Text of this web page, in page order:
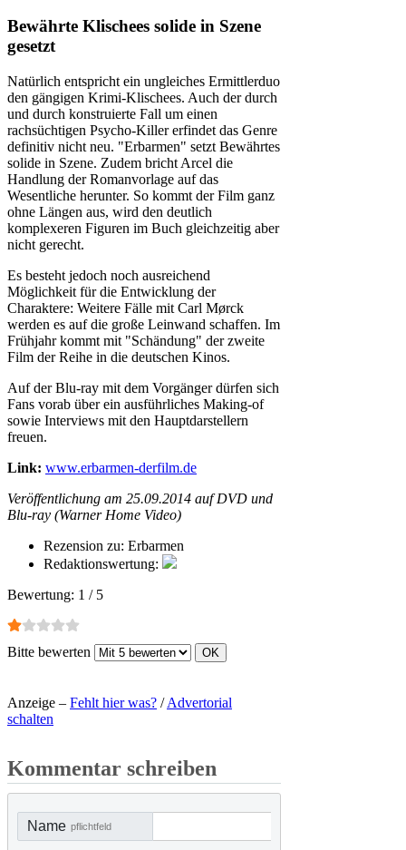
Bewährte Klischees solide in Szene
gesetzt
Natürlich entspricht ein ungleiches Ermittlerduo
den gängigen Krimi-Klischees. Auch der durch
und durch konstruierte Fall um einen
rachsüchtigen Psycho-Killer erfindet das Genre
definitiv nicht neu. "Erbarmen" setzt Bewährtes
solide in Szene. Zudem bricht Arcel die
Handlung der Romanvorlage auf das
Wesentliche herunter. So kommt der Film ganz
ohne Längen aus, wird den deutlich
komplexeren Figuren im Buch gleichzeitig aber
nicht gerecht.
Es besteht jedoch noch ausreichend
Möglichkeit für die Entwicklung der
Charaktere: Weitere Fälle mit Carl Mørck
werden es auf die große Leinwand schaffen. Im
Frühjahr kommt mit "Schändung" der zweite
Film der Reihe in die deutschen Kinos.
Auf der Blu-ray mit dem Vorgänger dürfen sich
Fans vorab über ein ausführliches Making-of
sowie Interviews mit den Hauptdarstellern
freuen.
Link: www.erbarmen-derfilm.de
Veröffentlichung am 25.09.2014 auf DVD und
Blu-ray (Warner Home Video)
Rezension zu: Erbarmen
Redaktionswertung:
Bewertung: 1 / 5
Bitte bewerten
Anzeige – Fehlt hier was? /Advertorial
schalten
Kommentar schreiben
Name pflichtfeld